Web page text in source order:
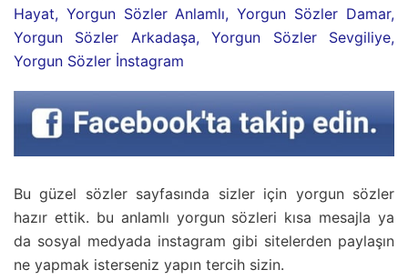
Hayat, Yorgun Sözler Anlamlı, Yorgun Sözler Damar,
Yorgun Sözler Arkadaşa, Yorgun Sözler Sevgiliye,
Yorgun Sözler İnstagram
Bu güzel sözler sayfasında sizler için yorgun sözler
hazır ettik. bu anlamlı yorgun sözleri kısa mesajla ya
da sosyal medyada instagram gibi sitelerden paylaşın
ne yapmak isterseniz yapın tercih sizin.